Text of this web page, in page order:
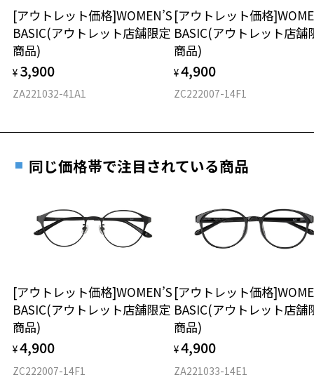
仕上がり寸法
D 仕上がりの横幅：約145mm
E 仕上がりの縦幅：約36mm
18.1g
※着脱式サングラス：デモレンズ、アタッチメント込みの重さ
タイプ
材質
フロント素材：アセテート
安心2 視力測定無料
視力の変化を早めに発見するために、定期的な視
力測定をおすすめいたします。
安心3 かかり具合調整無料
す。
もっと見る
オンラインストアでフレームのみ購入して、
実店舗で度付きにできます
ご購入時に「レンズ交換券」をお選びいただくと、実店舗で
度数を測定のうえ、度付きレンズ（標準セットレンズ）へ無
料交換いただけます。
お近くのZoff実店舗にて度数を測定いただけます（無料）。
その際は記入用紙をダウンロードしてお使いください。
ダウンロード
[アウトレット価格]WOMEN’S
BASIC(アウトレット店舗限定
商品)
¥ 3,900
ZA221032-41A1
[アウトレット価格
BASIC(アウトレット店舗
商品)
¥4,900
ZC222007-14F1
同じ価格帯で注目されている商品
[アウトレット価格]WOMEN’S
BASIC(アウトレット店舗限定
商品)
¥4,900
ZC222007-14F1
[アウトレット価格
BASIC(アウトレット店舗
商品)
¥4,900
ZA221033-14E1